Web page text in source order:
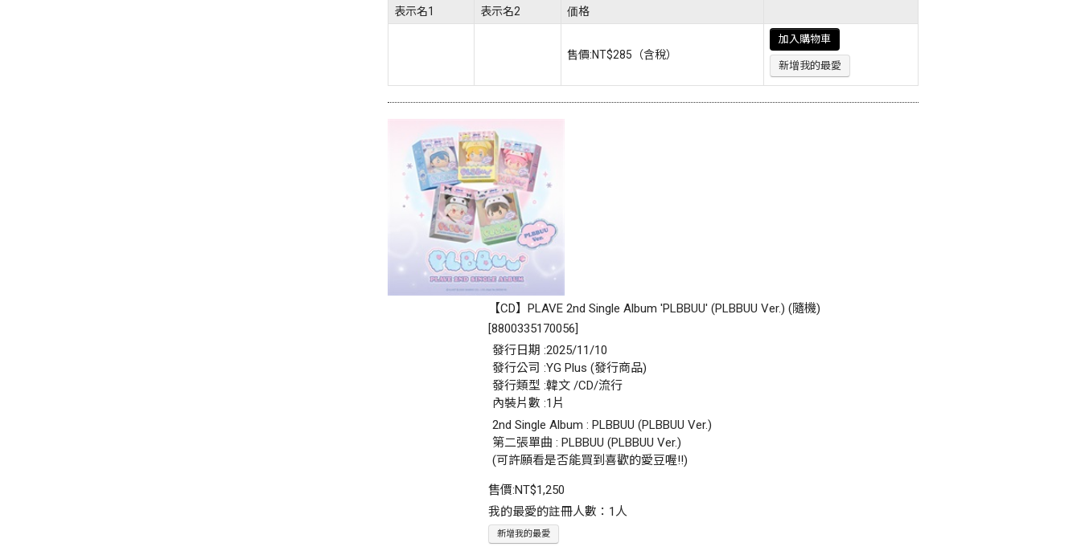
表示名1 表示名2 価格
售價:NT$285 （含稅）
加入購物車
新增我的最愛
【CD】PLAVE 2nd Single Album 'PLBBUU' (PLBBUU Ver.) (隨機)
[8800335170056]
發行日期 :2025/11/10
發行公司 :YG Plus (發行商品)
發行類型 :韓文 /CD/流行
內裝片數 :1片
2nd Single Album : PLBBUU (PLBBUU Ver.)
第二張單曲 : PLBBUU (PLBBUU Ver.)
(可許願看是否能買到喜歡的愛豆喔!!)
售價:NT$1,250
我的最愛的註冊人數：1人
新增我的最愛